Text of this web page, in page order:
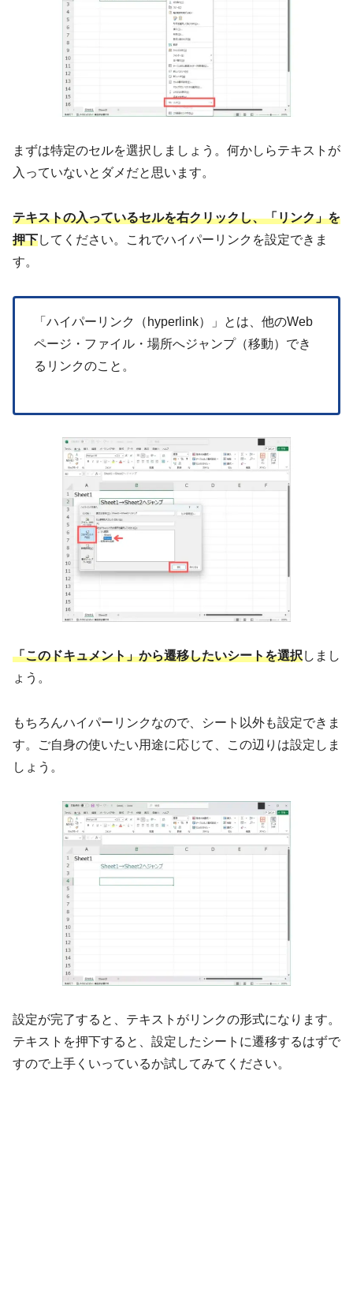
まずは特定のセルを選択しましょう。何かしらテキストが
入っていないとダメだと思います。
テキストの入っているセルを右クリックし、「リンク」を
押下してください。これでハイパーリンクを設定できま
す。
「ハイパーリンク（hyperlink）」とは、他のWeb
ページ・ファイル・場所へジャンプ（移動）でき
るリンクのこと。
「このドキュメント」から遷移したいシートを選択しまし
ょう。
もちろんハイパーリンクなので、シート以外も設定できま
す。ご自身の使いたい用途に応じて、この辺りは設定しま
しょう。
設定が完了すると、テキストがリンクの形式になります。
テキストを押下すると、設定したシートに遷移するはずで
すので上手くいっているか試してみてください。